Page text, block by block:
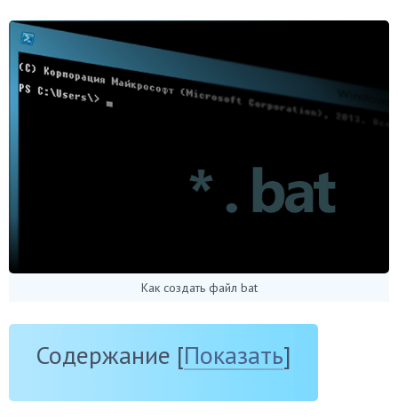
Как создать файл bat
Содержание [Показать]